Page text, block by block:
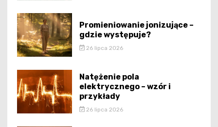
Promieniowanie jonizujące –
gdzie występuje?
26 lipca 2026
Natężenie pola
elektrycznego – wzór i
przykłady
26 lipca 2026